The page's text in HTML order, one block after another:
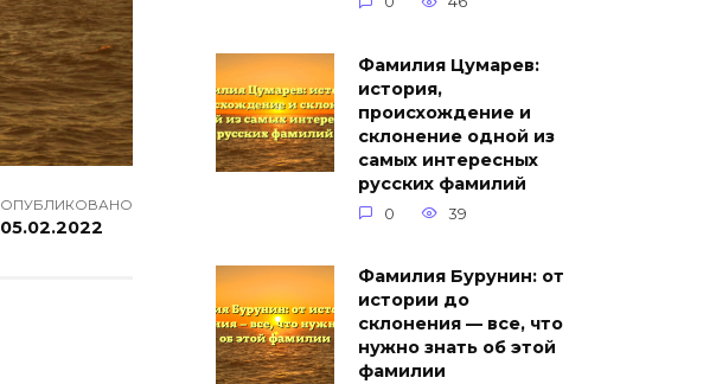
ОПУБЛИКОВАНО
05.02.2022
Фамилия Цумарев:
история,
происхождение и
склонение одной из
самых интересных
русских фамилий
0 39
Фамилия Бурунин: от
истории до
склонения — все, что
нужно знать об этой
фамилии